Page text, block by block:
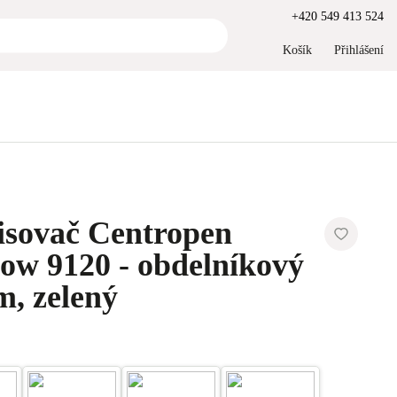
+420 549 413 524
Košík Přihlášení
Centropen
9120 - obdelníkový
zelený